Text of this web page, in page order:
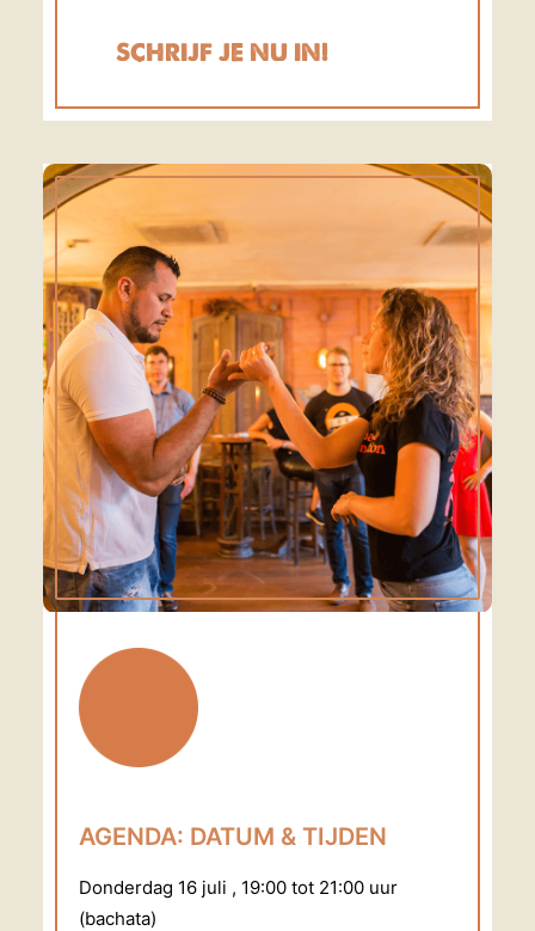
SCHRIJF JE NU IN!
AGENDA: DATUM & TIJDEN
Donderdag 16 juli , 19:00 tot 21:00 uur
(bachata)